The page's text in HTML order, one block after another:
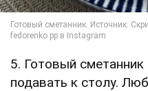
5. Готовый
подавать к столу.